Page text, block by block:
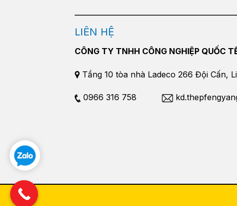
LIÊN HỆ
CÔNG TY TNHH CÔNG NGHIỆP QUỐC
Tầng 10 tòa nhà Ladeco 266 Đội Cấn,
0966 316 758